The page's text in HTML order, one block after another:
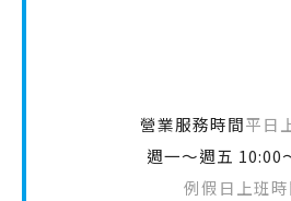
營業服務時間平日
週一～週五 10:00
例假日上班時